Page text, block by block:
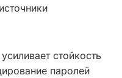
стойкость
паролей